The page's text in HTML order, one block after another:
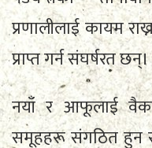
प्रणालीलाई कायम
प्राप्त गर्न संघर्षरत छन्।
नयाँ र आफूलाई
समूहहरू संगठित हुन र